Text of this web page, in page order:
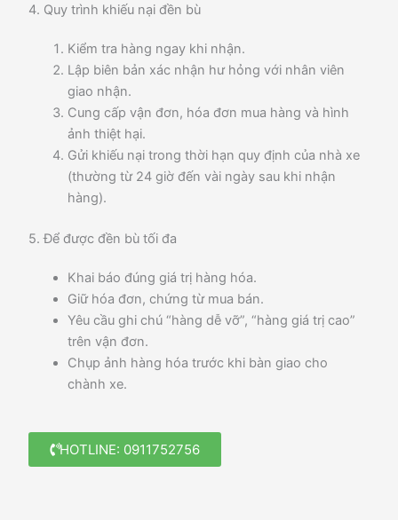
4. Quy trình khiếu nại đền bù
Kiểm tra hàng ngay khi nhận.
Lập biên bản xác nhận hư hỏng với nhân viên
giao nhận.
Cung cấp vận đơn, hóa đơn mua hàng và hình
ảnh thiệt hại.
Gửi khiếu nại trong thời hạn quy định của nhà xe
(thường từ 24 giờ đến vài ngày sau khi nhận
hàng).
5. Để được đền bù tối đa
Khai báo đúng giá trị hàng hóa.
Giữ hóa đơn, chứng từ mua bán.
Yêu cầu ghi chú “hàng dễ vỡ”, “hàng giá trị cao”
trên vận đơn.
Chụp ảnh hàng hóa trước khi bàn giao cho
chành xe.
HOTLINE: 0911752756